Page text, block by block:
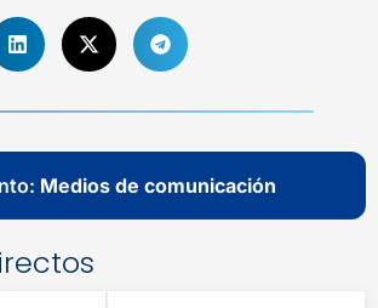
Medios de comunicación